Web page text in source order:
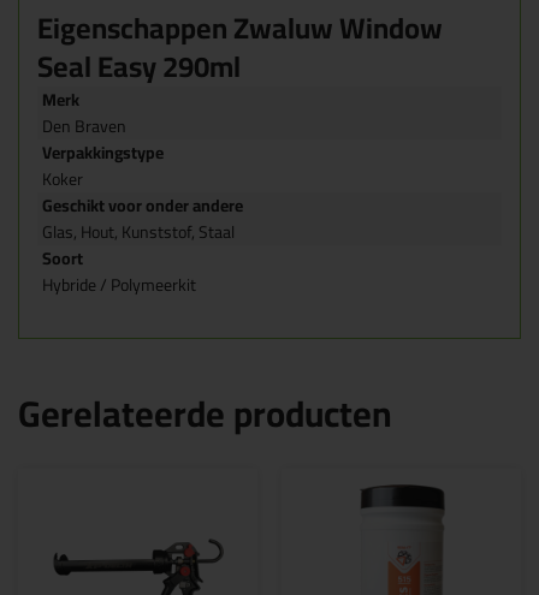
Eigenschappen Zwaluw Window
Seal Easy 290ml
Merk
Den Braven
Verpakkingstype
Koker
Geschikt voor onder andere
Glas, Hout, Kunststof, Staal
Soort
Hybride / Polymeerkit
Gerelateerde producten